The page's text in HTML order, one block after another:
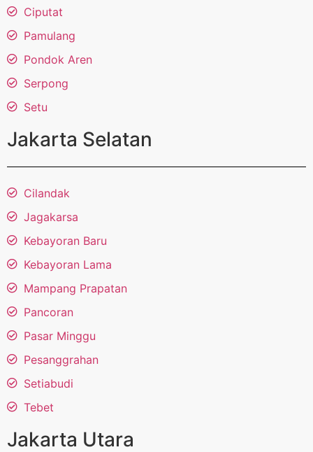
Ciputat
Pamulang
Pondok Aren
Serpong
Setu
Jakarta Selatan
Cilandak
Jagakarsa
Kebayoran Baru
Kebayoran Lama
Mampang Prapatan
Pancoran
Pasar Minggu
Pesanggrahan
Setiabudi
Tebet
Jakarta Utara